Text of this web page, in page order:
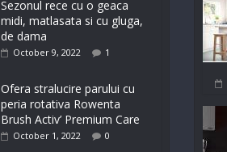
Sezonul rece cu o geaca
midi, matlasata si cu gluga,
de dama
October 9, 2022 1
Ofera stralucire parului cu
peria rotativa Rowenta
Brush Activ’ Premium Care
October 1, 2022 0